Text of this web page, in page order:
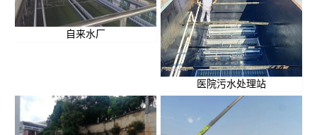
自来水厂
医院污水处理站